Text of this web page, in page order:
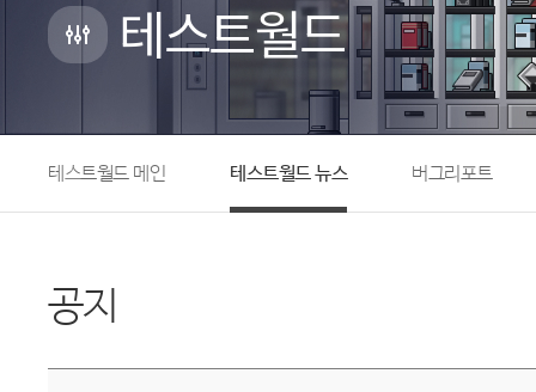
메이플 알림판
with maple
추가정보
테스트월드
테스트월드 메인 테스트월드 뉴스 버그리포트
공지